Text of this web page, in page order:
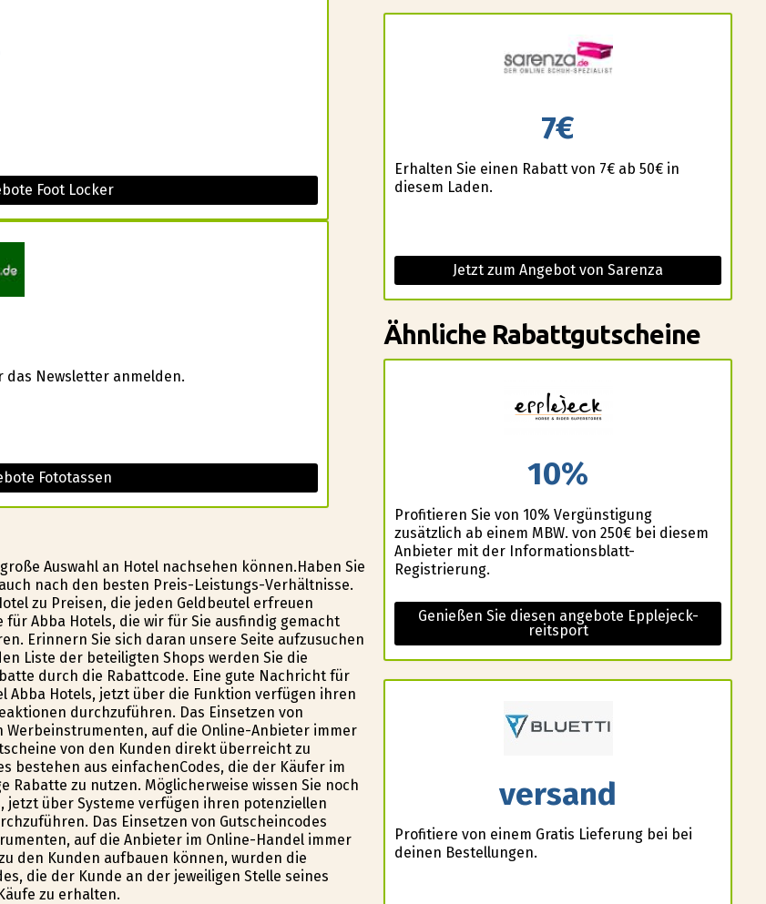
Foot Locker
das Newsletter anmelden.
Fototassen
Auswahl an Hotel nachsehen können.Haben Sie
nach den besten Preis-Leistungs-Verhältnisse.
zu Preisen, die jeden Geldbeutel erfreuen
Abba Hotels, die wir für Sie ausfindig gemacht
Erinnern Sie sich daran unsere Seite aufzusuchen
Liste der beteiligten Shops werden Sie die
durch die Rabattcode. Eine gute Nachricht für
Abba Hotels, jetzt über die Funktion verfügen ihren
durchzuführen. Das Einsetzen von
auf die Online-Anbieter immer
von den Kunden direkt überreicht zu
bestehen aus einfachenCodes, die der Käufer im
zu nutzen. Möglicherweise wissen Sie noch
jetzt über Systeme verfügen ihren potenziellen
Das Einsetzen von Gutscheincodes
auf die Anbieter im Online-Handel immer
den Kunden aufbauen können, wurden die
die der Kunde an der jeweiligen Stelle seines
zu erhalten.
7€
Erhalten Sie einen Rabatt von 7€ ab 50€ in
diesem Laden.
Jetzt zum Angebot von Sarenza
Ähnliche Rabattgutscheine
10%
Profitieren Sie von 10% Vergünstigung
zusätzlich ab einem MBW. von 250€ bei diesem
Anbieter mit der Informationsblatt-
Registrierung.
Genießen Sie diesen angebote Epplejeck-
reitsport
versand
Profitiere von einem Gratis Lieferung bei bei
deinen Bestellungen.